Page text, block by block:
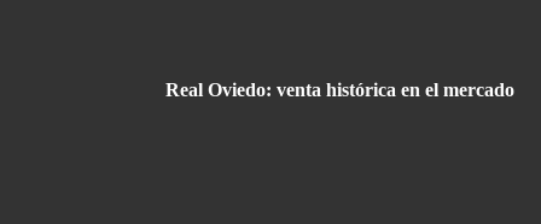
Real Oviedo: venta histórica en el mercado